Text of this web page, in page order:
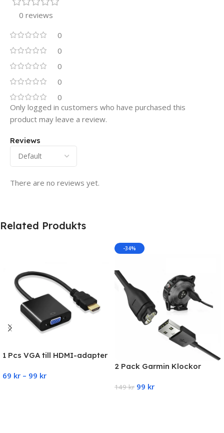
0 reviews
0
0
0
0
0
Reviews
There are no reviews yet.
Only logged in customers who have purchased this
product may leave a review.
Related Produkts
1 Pcs VGA till HDMI-adapter
69 kr – 99 kr
-34%
2 Pack Garmin Klockor
Universal
149kr 99 kr